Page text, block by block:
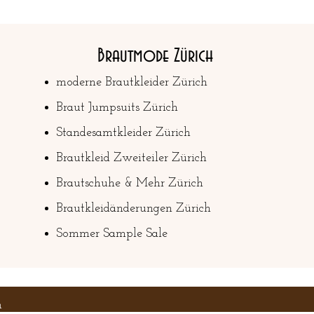
Brautmode Zürich
moderne Brautkleider Zürich
Braut Jumpsuits Zürich
Standesamtkleider Zürich
Brautkleid Zweiteiler Zürich
Brautschuhe & Mehr Zürich
Brautkleidänderungen Zürich​
Sommer Sample Sale